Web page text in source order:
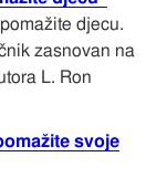
djecu.
zasnovan na
L. Ron
svoje